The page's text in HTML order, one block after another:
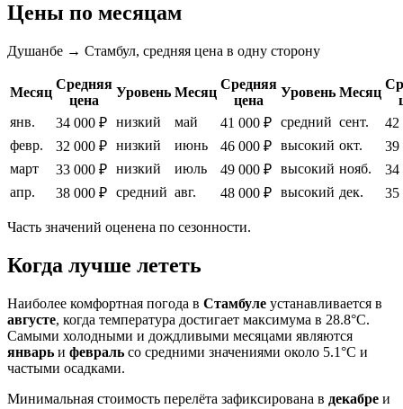
Цены по месяцам
Душанбе → Стамбул, средняя цена в одну сторону
Месяц
Средняя
цена
Уровень Месяц
Средняя
цена
Уровень Месяц
янв.
34 000 ₽ низкий май 41 000 ₽ средний сент.
42
февр.
32 000 ₽ низкий июнь 46 000 ₽ высокий окт.
39
март
33 000 ₽ низкий июль 49 000 ₽ высокий нояб.
34
апр.
38 000 ₽ средний авг. 48 000 ₽ высокий дек. 35
Часть значений оценена по сезонности.
Когда лучше лететь
Наиболее комфортная погода в Стамбуле устанавливается в
августе, когда температура достигает максимума в 28.8°C.
Самыми холодными и дождливыми месяцами являются
январь и февраль со средними значениями около 5.1°C и
частыми осадками.
Минимальная стоимость перелёта зафиксирована в декабре и